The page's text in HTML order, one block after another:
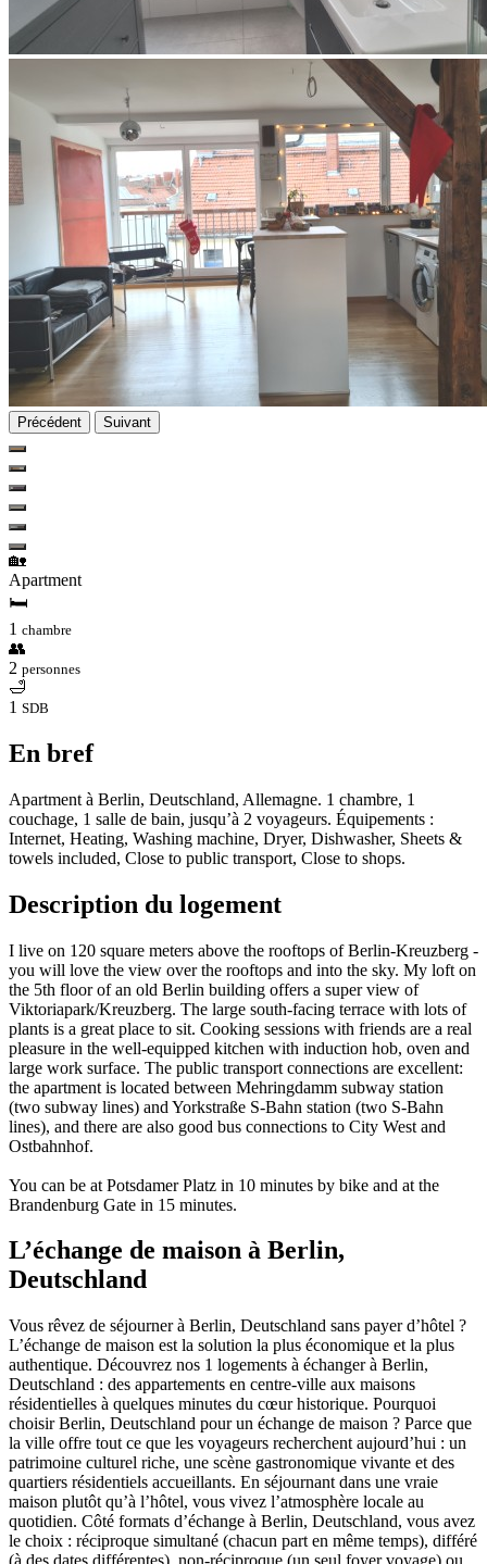
Précédent Suivant
🏡
Apartment
🛏
1 chambre
👥
2 personnes
🛁
1 SDB
En bref
Apartment à Berlin, Deutschland, Allemagne. 1 chambre, 1
couchage, 1 salle de bain, jusqu’à 2 voyageurs. Équipements :
Internet, Heating, Washing machine, Dryer, Dishwasher, Sheets &
towels included, Close to public transport, Close to shops.
Description du logement
I live on 120 square meters above the rooftops of Berlin-Kreuzberg -
you will love the view over the rooftops and into the sky. My loft on
the 5th floor of an old Berlin building offers a super view of
Viktoriapark/Kreuzberg. The large south-facing terrace with lots of
plants is a great place to sit. Cooking sessions with friends are a real
pleasure in the well-equipped kitchen with induction hob, oven and
large work surface. The public transport connections are excellent:
the apartment is located between Mehringdamm subway station
(two subway lines) and Yorkstraße S-Bahn station (two S-Bahn
lines), and there are also good bus connections to City West and
Ostbahnhof.
You can be at Potsdamer Platz in 10 minutes by bike and at the
Brandenburg Gate in 15 minutes.
L’échange de maison à Berlin,
Deutschland
Vous rêvez de séjourner à Berlin, Deutschland sans payer d’hôtel ?
L’échange de maison est la solution la plus économique et la plus
authentique. Découvrez nos 1 logements à échanger à Berlin,
Deutschland : des appartements en centre-ville aux maisons
résidentielles à quelques minutes du cœur historique. Pourquoi
choisir Berlin, Deutschland pour un échange de maison ? Parce que
la ville offre tout ce que les voyageurs recherchent aujourd’hui : un
patrimoine culturel riche, une scène gastronomique vivante et des
quartiers résidentiels accueillants. En séjournant dans une vraie
maison plutôt qu’à l’hôtel, vous vivez l’atmosphère locale au
quotidien. Côté formats d’échange à Berlin, Deutschland, vous avez
le choix : réciproque simultané (chacun part en même temps), différé